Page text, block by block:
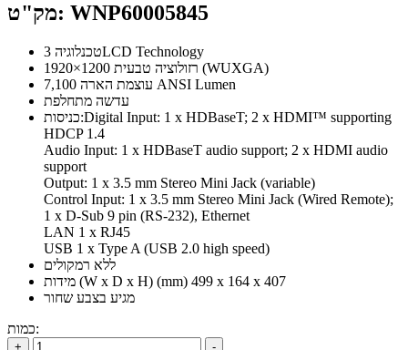
מק"ט: WNP60005845
טכנלוגיה 3LCD Technology
רזולוציה טבעית 1200×1920 (WUXGA)
עוצמת הארה 7,100 ANSI Lumen
עדשה מתחלפת
כניסות:Digital Input: 1 x HDBaseT; 2 x HDMI™ supporting
HDCP 1.4
Audio Input: 1 x HDBaseT audio support; 2 x HDMI audio
support
Output: 1 x 3.5 mm Stereo Mini Jack (variable)
Control Input: 1 x 3.5 mm Stereo Mini Jack (Wired Remote);
1 x D-Sub 9 pin (RS-232), Ethernet
LAN 1 x RJ45
USB 1 x Type A (USB 2.0 high speed)
ללא רמקולים
מידות (W x D x H) (mm) 499 x 164 x 407
כמות:
+ -